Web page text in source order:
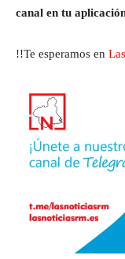
canal en tu
!!Te esperamos en